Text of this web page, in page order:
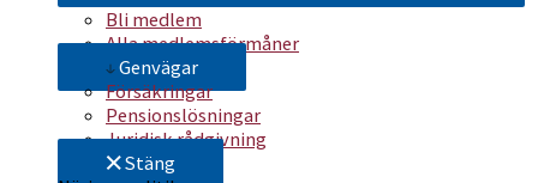
Bli medlem
Alla medlemsförmåner
Genvägar
Försäkringar
Pensionslösningar
Juridisk rådgivning
Stäng